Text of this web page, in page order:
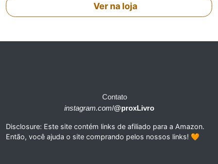
Ver na loja
Contato
instagram.com/@proxLivro
Disclosure: Este site contém links de afiliado para a Amazon.
Então, você ajuda o site comprando pelos nossos links! 🧡